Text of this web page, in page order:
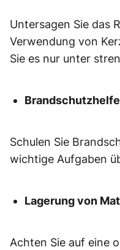
Untersagen Sie das
Verwendung von
Sie es nur unter
Schulen Sie
wichtige Aufgaben
Lagerung von
Achten Sie auf eine